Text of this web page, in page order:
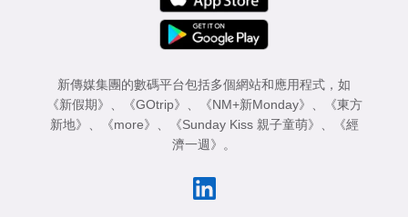
新傳媒集團的數碼平台包括多個網站和應用程式，如
《新假期》
《GOtrip》 《NM+新Monday》
《東方
新地》
《more》 《Sunday Kiss 親子童萌》
《經
濟一週》
。